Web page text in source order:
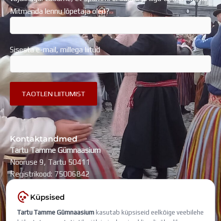
Mitmenda lennu lõpetaja oled?
Sisesta e-mail, millega liitud
Kontaktandmed
Tartu Tamme Gümnaasium
Nooruse 9, Tartu 50411
Registrikood: 75006842
KONTAKTID
Search
Küpsised
Tartu Tamme Gümnaasium kasutab küpsiseid eelkõige veebilehe